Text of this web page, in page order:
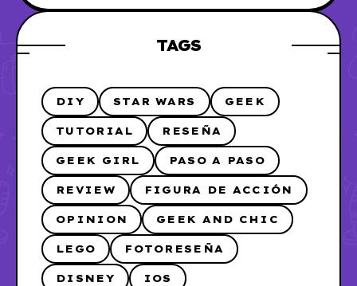
TAGS
DIY STAR WARS GEEK
TUTORIAL RESEÑA
GEEK GIRL PASO A PASO
REVIEW FIGURA DE ACCIÓN
OPINION GEEK AND CHIC
LEGO FOTORESEÑA
DISNEY IOS